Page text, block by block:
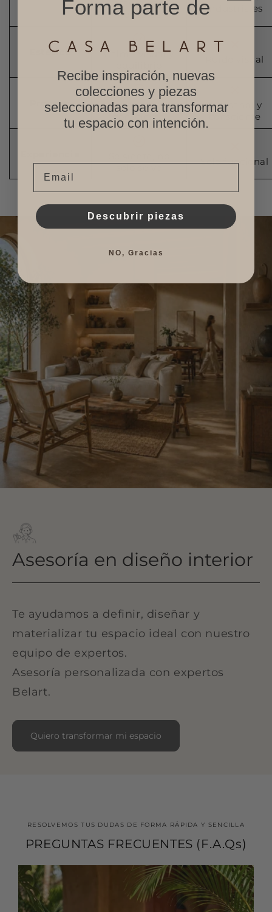
naturales y
honestos
industriales
Estética
Calma visual y
Ruido visual
Proceso
Artesanal y
consciente
Artesanal y
consciente
solo se ve
Solo funcional
Asesoría en diseño interior
Te ayudamos a definir, diseñar y
materializar tu espacio ideal con nuestro
equipo de expertos.
Asesoría personalizada con expertos
Belart.
Quiero transformar mi espacio
RESOLVEMOS TUS DUDAS DE FORMA RÁPIDA Y SENCILLA
PREGUNTAS FRECUENTES (F.A.Qs)
Forma parte de
Recibe inspiración, nuevas
colecciones y piezas
seleccionadas para transformar
tu espacio con intención.
Descubrir piezas
NO, Gracias